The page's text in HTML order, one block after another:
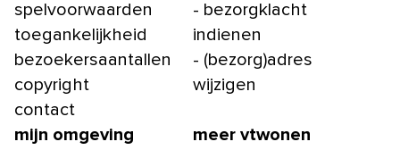
spelvoorwaarden
toegankelijkheid
bezoekersaantallen
copyright
contact
- bezorgklacht
indienen
- (bezorg)adres
wijzigen
mijn omgeving
meer vtwonen